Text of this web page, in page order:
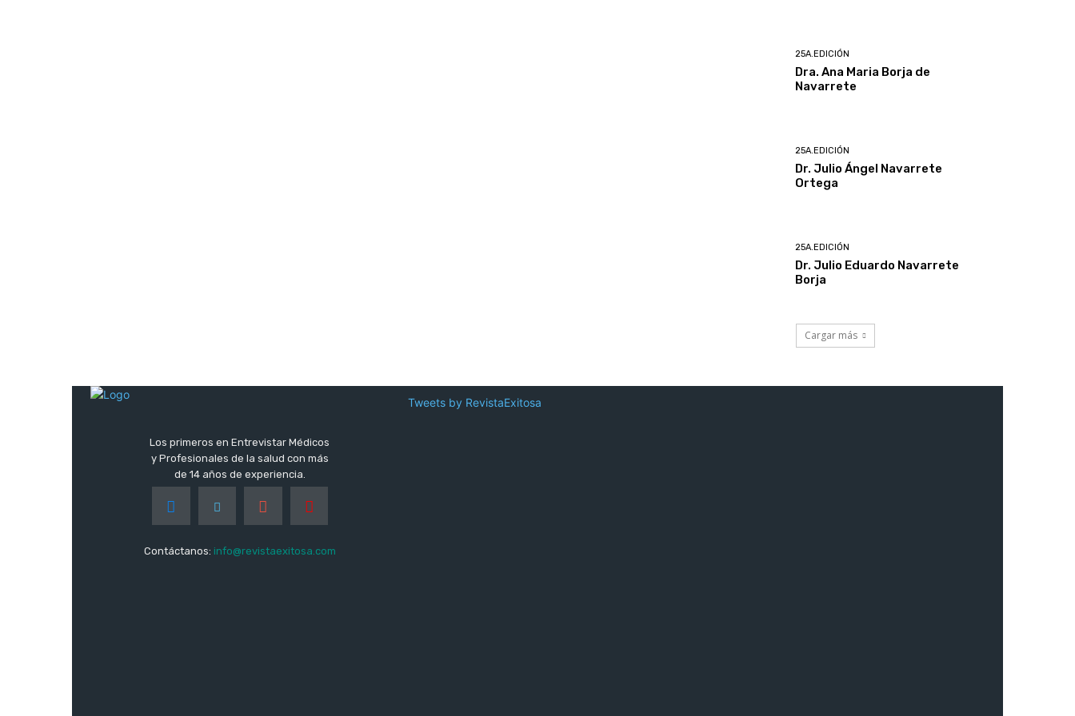
25A.EDICIÓN
Dra. Ana Maria Borja de
Navarrete
25A.EDICIÓN
Dr. Julio Ángel Navarrete
Ortega
25A.EDICIÓN
Dr. Julio Eduardo Navarrete
Borja
Cargar más
Los primeros en Entrevistar Médicos
y Profesionales de la salud con más
de 14 años de experiencia.
Contáctanos: info@revistaexitosa.com
Tweets by RevistaExitosa